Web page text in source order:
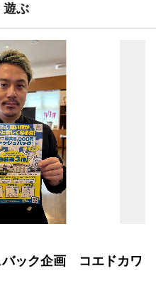
遊ぶ
バック企画 コエドカワ